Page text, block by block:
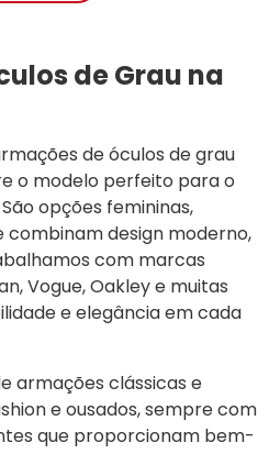
de Grau na
de óculos de grau
o modelo perfeito para o
opções femininas,
combinam design moderno,
com marcas
Vogue, Oakley e muitas
e elegância em cada
armações clássicas e
e ousados, sempre com
que proporcionam bem-